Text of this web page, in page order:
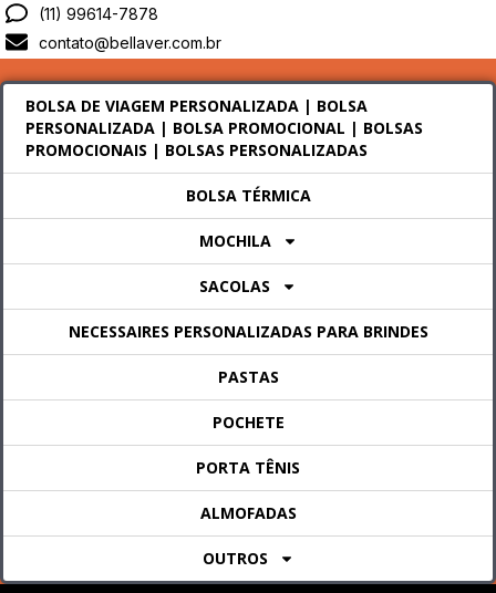
(11) 99614-7878
contato@bellaver.com.br
BOLSA DE VIAGEM PERSONALIZADA | BOLSA
PERSONALIZADA | BOLSA PROMOCIONAL | BOLSAS
PROMOCIONAIS | BOLSAS PERSONALIZADAS
BOLSA TÉRMICA
MOCHILA
SACOLAS
NECESSAIRES PERSONALIZADAS PARA BRINDES
PASTAS
POCHETE
PORTA TÊNIS
ALMOFADAS
OUTROS